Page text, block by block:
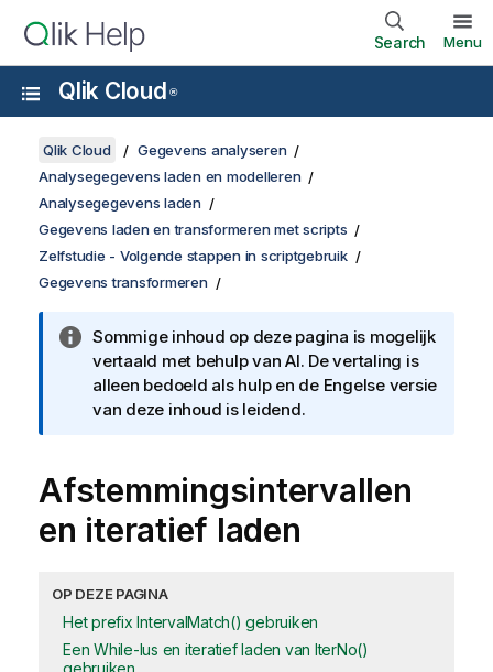
Search Menu
Qlik Cloud ®
Qlik Cloud
Gegevens analyseren
Analysegegevens laden en modelleren
Analysegegevens laden
Gegevens laden en transformeren met scripts
Zelfstudie - Volgende stappen in scriptgebruik
Gegevens transformeren
Sommige inhoud op deze pagina is mogelijk
vertaald met behulp van AI. De vertaling is
alleen bedoeld als hulp en de Engelse versie
van deze inhoud is leidend.
Afstemmingsintervallen
en iteratief laden
OP DEZE PAGINA
Het prefix IntervalMatch() gebruiken
Een While-lus en iteratief laden van IterNo()
gebruiken